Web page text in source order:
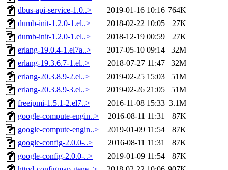
dbus-api-service-1.0..>
2019-01-16 10:16 764K
dumb-init-1.2.0-1.el..>
2018-02-22 10:05
27K
dumb-init-1.2.0-1.el..>
2018-12-19 00:59
27K
erlang-19.0.4-1.el7a..>
2017-05-10 09:14
32M
erlang-19.3.6.7-1.el..>
2018-07-27 11:47
32M
erlang-20.3.8.9-2.el..>
2019-02-25 15:03
51M
erlang-20.3.8.9-3.el..>
2019-02-26 21:05
51M
freeipmi-1.5.1-2.el7..>
2016-11-08 15:33 3.1M
google-compute-engin..>
2016-08-11 11:31
87K
google-compute-engin..>
2019-01-09 11:54
87K
google-config-2.0.0-..>
2016-08-11 11:31
87K
google-config-2.0.0-..>
2019-01-09 11:54
87K